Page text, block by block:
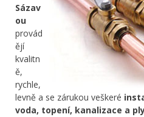
Sázav
ou
provád
ějí
kvalitn
ě,
rychle,
levně a se zárukou veškeré
voda, topení, kanalizace a